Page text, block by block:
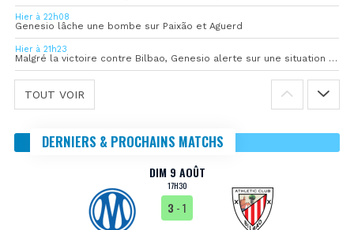
Hier à 22h08
Genesio lâche une bombe sur Paixão et Aguerd
Hier à 21h23
Malgré la victoire contre Bilbao, Genesio alerte sur une situation « pas idéale »
TOUT VOIR
DERNIERS & PROCHAINS MATCHS
DIM 9 AOÛT
17H30
3 - 1